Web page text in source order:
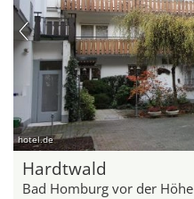
hotel.de
Hardtwald
Bad Homburg vor der Höhe